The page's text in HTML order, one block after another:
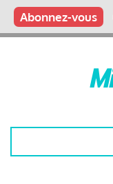
Aller
contenu
Main
Qui sommes nous ?
Vous publiez
Nous publions
Contactez-nous
Abonnez-vous